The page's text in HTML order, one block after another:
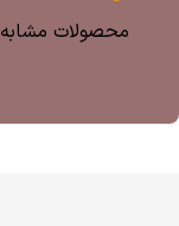
محصولات مشابه